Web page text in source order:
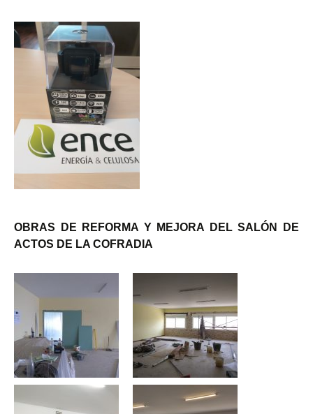
OBRAS DE REFORMA Y MEJORA DEL SALÓN DE
ACTOS DE LA COFRADIA